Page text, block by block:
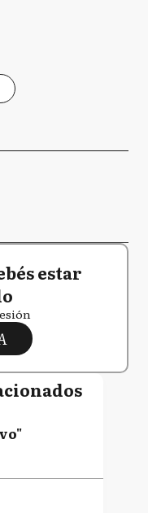
estar